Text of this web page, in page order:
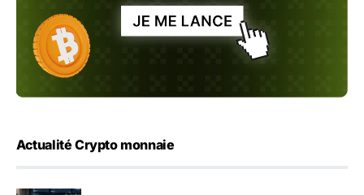
Actualité Crypto monnaie